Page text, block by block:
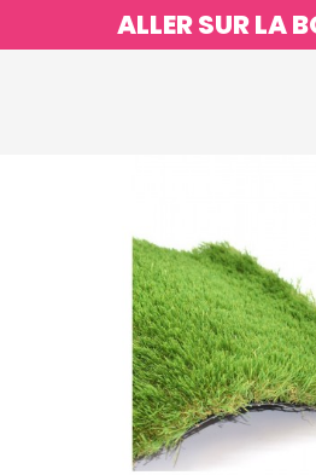
ALLER SUR LA